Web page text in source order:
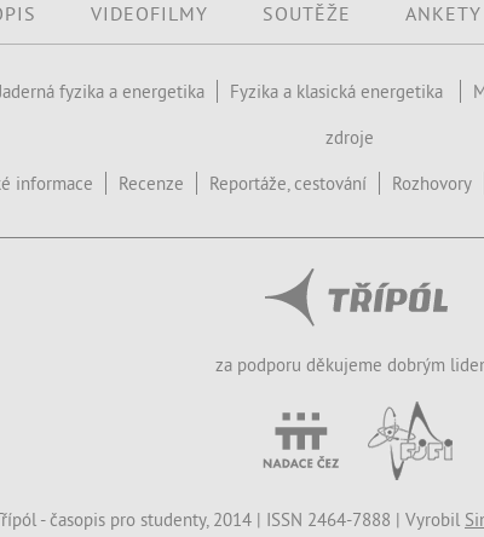
VIDEOFILMY SOUTĚŽE ANKETY
fyzika a energetika Fyzika a klasická energetika
zdroje
informace Recenze Reportáže, cestování Rozhovory
za podporu děkujeme dobrým
- časopis pro studenty, 2014 | ISSN 2464-7888 | Vyrobil